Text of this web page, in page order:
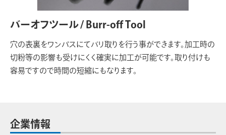
バーオフツール / Burr-off Tool
穴の表裏をワンパスにてバリ取りを行う事ができます。加工時の
切粉等の影響も受けにくく確実に加工が可能です。取り付けも
容易ですので時間の短縮にもなります。
企業情報